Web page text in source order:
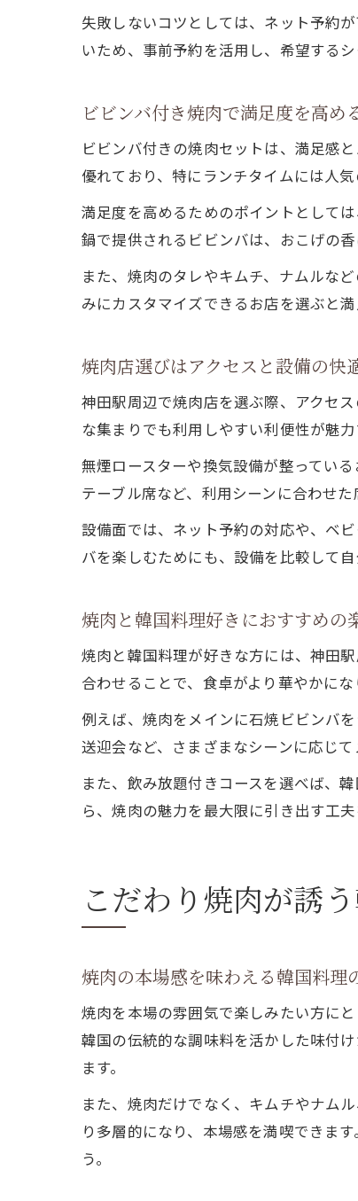
失敗しないコツとしては、ネット予約
いため、事前予約を活用し、希望する
ビビンバ付き焼肉で満足度を高め
ビビンバ付きの焼肉セットは、満足感
優れており、特にランチタイムには人気
満足度を高めるためのポイントとして
鍋で提供されるビビンバは、おこげの
また、焼肉のタレやキムチ、ナムルな
みにカスタマイズできるお店を選ぶと満
焼肉店選びはアクセスと設備の快
神田駅周辺で焼肉店を選ぶ際、アクセ
な集まりでも利用しやすい利便性が魅力
無煙ロースターや換気設備が整ってい
テーブル席など、利用シーンに合わせ
設備面では、ネット予約の対応や、ベ
バを楽しむためにも、設備を比較して
焼肉と韓国料理好きにおすすめの
焼肉と韓国料理が好きな方には、神田
合わせることで、食卓がより華やかにな
例えば、焼肉をメインに石焼ビビンバ
送迎会など、さまざまなシーンに応じ
また、飲み放題付きコースを選べば、
ら、焼肉の魅力を最大限に引き出す工夫
こだわり焼肉が誘
焼肉の本場感を味わえる韓国料理
焼肉を本場の雰囲気で楽しみたい方に
韓国の伝統的な調味料を活かした味付
ます。
また、焼肉だけでなく、キムチやナム
り多層的になり、本場感を満喫できま
う。